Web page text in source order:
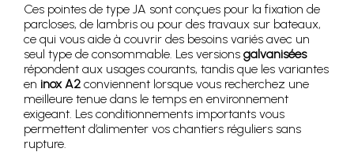
Ces pointes de type JA sont conçues pour la fixation de
parcloses, de lambris ou pour des travaux sur bateaux,
ce qui vous aide à couvrir des besoins variés avec un
seul type de consommable. Les versions galvanisées
répondent aux usages courants, tandis que les variantes
en inox A2 conviennent lorsque vous recherchez une
meilleure tenue dans le temps en environnement
exigeant. Les conditionnements importants vous
permettent d’alimenter vos chantiers réguliers sans
rupture.